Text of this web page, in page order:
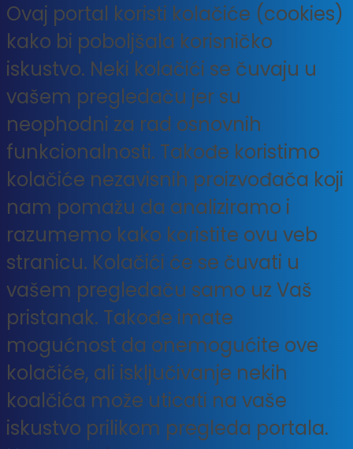
Ovaj portal koristi kolačiće (cookies)
kako bi poboljšala korisničko
iskustvo. Neki kolačići se čuvaju u
vašem pregledaču jer su
neophodni za rad osnovnih
funkcionalnosti. Takođe koristimo
kolačiće nezavisnih proizvođača koji
nam pomažu da analiziramo i
razumemo kako koristite ovu veb
stranicu. Kolačići će se čuvati u
vašem pregledaču samo uz Vaš
pristanak. Takođe imate
mogućnost da onemogućite ove
kolačiće, ali isključivanje nekih
koalčića može uticati na vaše
iskustvo prilikom pregleda portala.